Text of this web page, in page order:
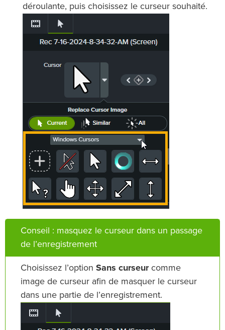
déroulante, puis choisissez le curseur souhaité.
Conseil : masquez le curseur dans un passage
de l’enregistrement
Choisissez l’option Sans curseurcomme
image de curseur afin de masquer le curseur
dans une partie de l’enregistrement.